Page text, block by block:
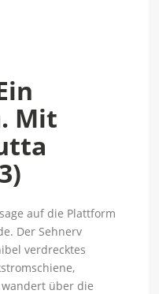
Mit
auf die Plattform
Der Sehnerv
verdrecktes
über die